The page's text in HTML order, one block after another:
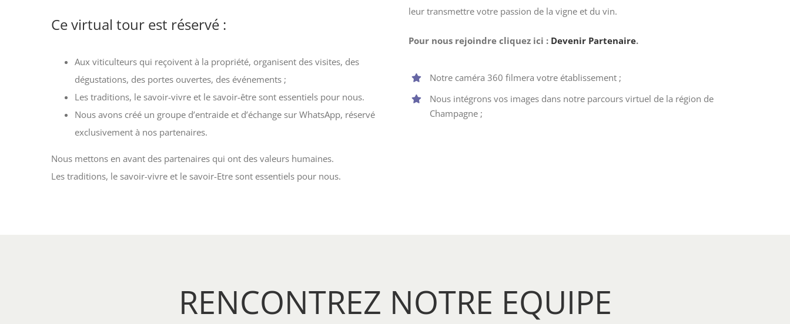
Ce virtual tour est réservé :
Aux viticulteurs qui reçoivent à la propriété, organisent des visites, des
dégustations, des portes ouvertes, des événements ;
Les traditions, le savoir-vivre et le savoir-être sont essentiels pour nous.
Nous avons créé un groupe d’entraide et d’échange sur WhatsApp, réservé
exclusivement à nos partenaires.
Nous mettons en avant des partenaires qui ont des valeurs humaines.
Les traditions, le savoir-vivre et le savoir-Etre sont essentiels pour nous.
leur transmettre votre passion de la vigne et du vin.
Pour nous rejoindre cliquez ici : Devenir Partenaire.
Notre caméra 360 filmera votre établissement ;
Nous intégrons vos images dans notre parcours virtuel de la région de
Champagne ;
RENCONTREZ NOTRE EQUIPE